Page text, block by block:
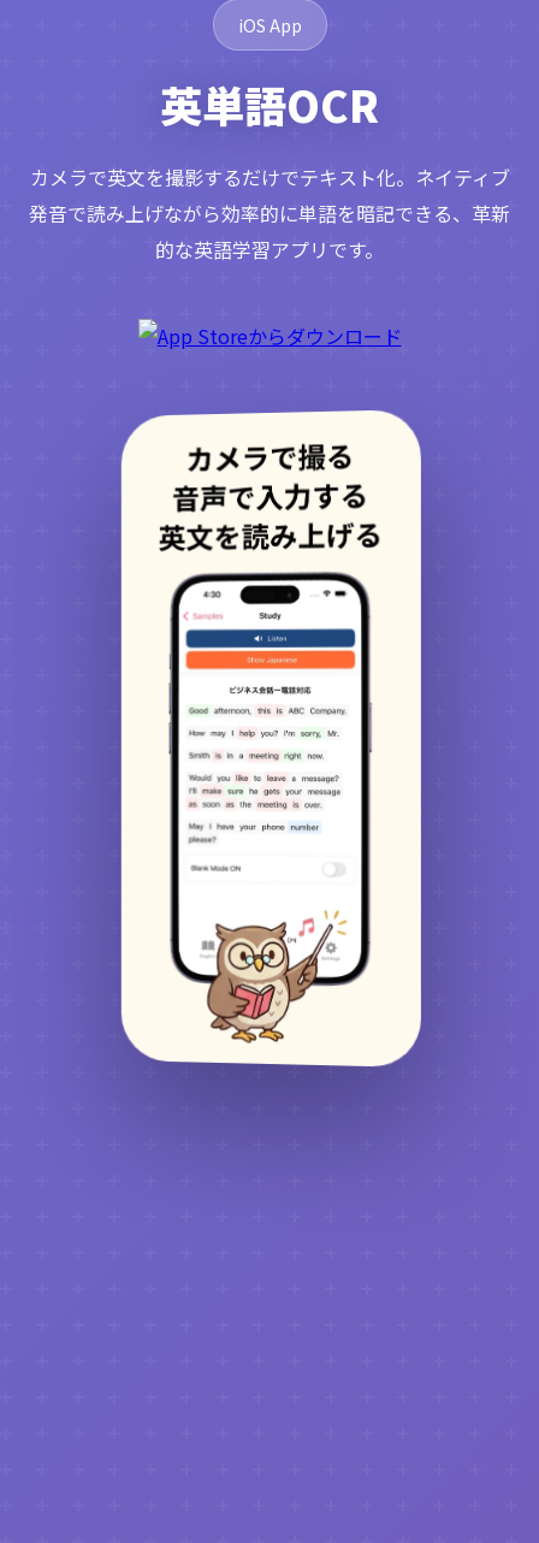
iOS App
英単語OCR
カメラで英文を撮影するだけでテキスト化。ネイティブ
発音で読み上げながら効率的に単語を暗記できる、革新
的な英語学習アプリです。